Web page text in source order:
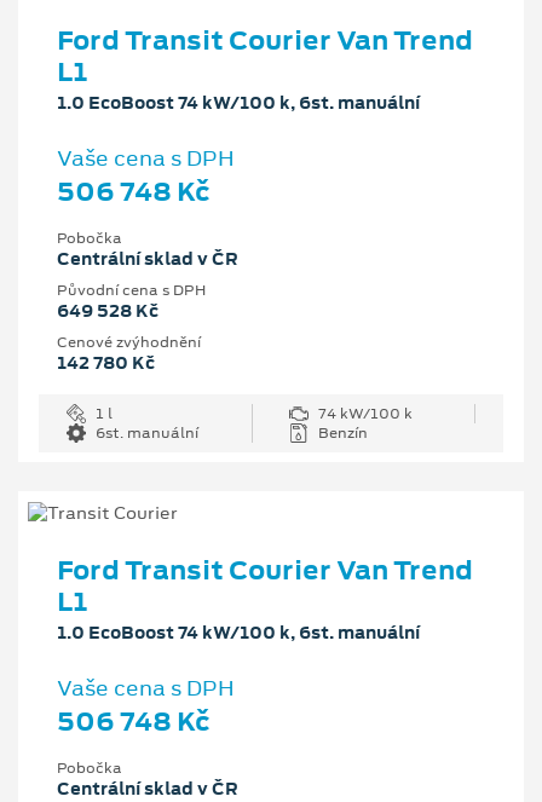
Ford Transit Courier Van Trend
L1
1.0 EcoBoost 74 kW/100 k, 6st. manuální
Vaše cena s DPH
506 748 Kč
Pobočka
Centrální sklad v ČR
Původní cena s DPH
649 528 Kč
Cenové zvýhodnění
142 780 Kč
1 l
74 kW/100 k
6st. manuální
Benzín
Ford Transit Courier Van Trend
L1
1.0 EcoBoost 74 kW/100 k, 6st. manuální
Vaše cena s DPH
506 748 Kč
Pobočka
Centrální sklad v ČR